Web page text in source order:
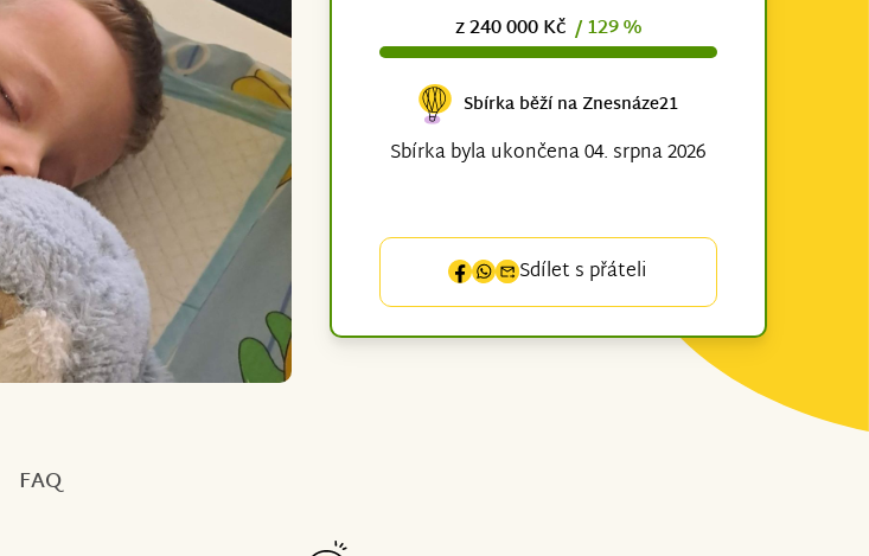
z 240 000 Kč / 129 %
Sbírka běží na Znesnáze21
Sbírka byla ukončena 04. srpna 2026
Sdílet s přáteli
FAQ